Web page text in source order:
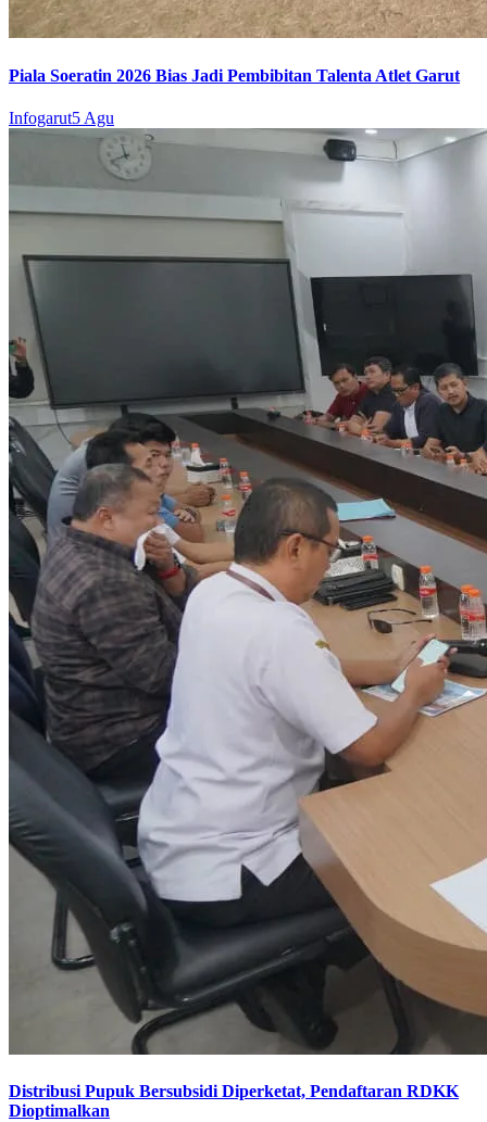
Piala Soeratin 2026 Bias Jadi Pembibitan Talenta Atlet Garut
Infogarut5 Agu
Distribusi Pupuk Bersubsidi Diperketat, Pendaftaran RDKK
Dioptimalkan